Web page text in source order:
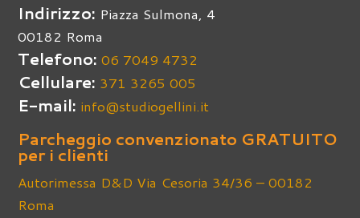
Indirizzo: Piazza Sulmona, 4
00182 Roma
Telefono:06 7049 4732
Cellulare: 371 3265 005
E-mail: info@studiogellini.it
Parcheggio convenzionato GRATUITO
per i clienti
Autorimessa D&D Via Cesoria 34/36 – 00182
Roma